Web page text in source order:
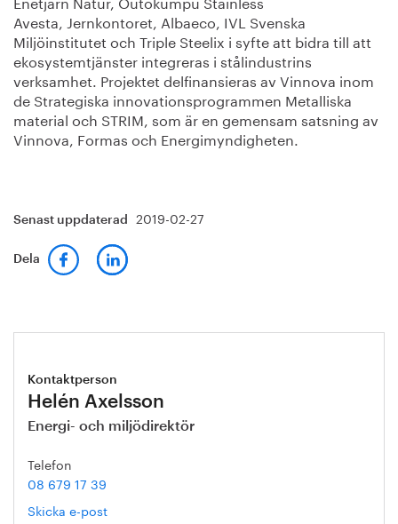
Avesta, Jernkontoret, Albaeco, IVL Svenska
Miljöinstitutet och Triple Steelix i syfte att bidra till att
ekosystemtjänster integreras i stålindustrins
verksamhet. Projektet delfinansieras av Vinnova inom
de Strategiska innovationsprogrammen Metalliska
material och STRIM, som är en gemensam satsning av
Vinnova, Formas och Energimyndigheten.
Senast uppdaterad 2019-02-27
Dela
Kontaktperson
Helén Axelsson
Energi- och miljödirektör
Telefon
08 679 17 39
Skicka e-post